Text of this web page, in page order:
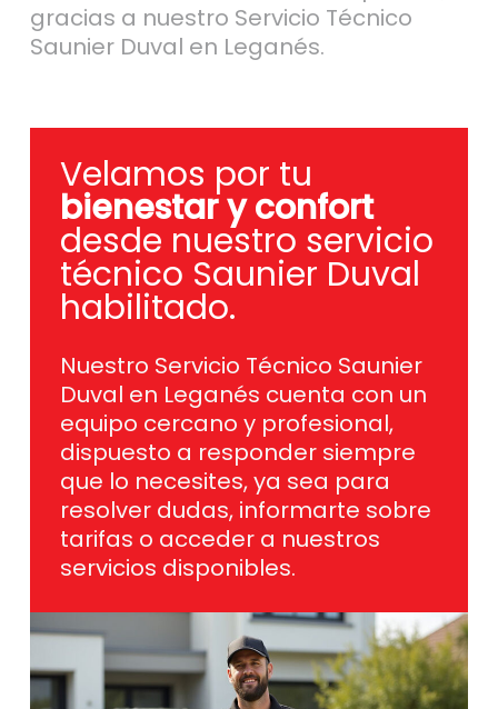
gracias a nuestro Servicio Técnico
Saunier Duval en Leganés.
Velamos por tu
bienestar y confort
desde nuestro servicio
técnico Saunier Duval
habilitado.
Nuestro Servicio Técnico Saunier
Duval en Leganés cuenta con un
equipo cercano y profesional,
dispuesto a responder siempre
que lo necesites, ya sea para
resolver dudas, informarte sobre
tarifas o acceder a nuestros
servicios disponibles.